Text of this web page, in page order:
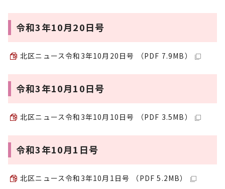
令和3年10月20日号
北区ニュース令和3年10月20日号 （PDF 7.9MB）
令和3年10月10日号
北区ニュース令和3年10月10日号 （PDF 3.5MB）
令和3年10月1日号
北区ニュース令和3年10月1日号 （PDF 5.2MB）